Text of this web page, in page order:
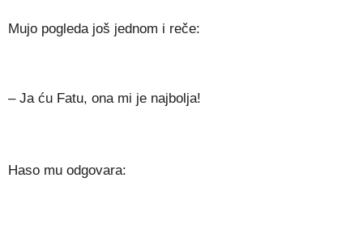
Mujo pogleda još jednom i reče:
– Ja ću Fatu, ona mi je najbolja!
Haso mu odgovara: